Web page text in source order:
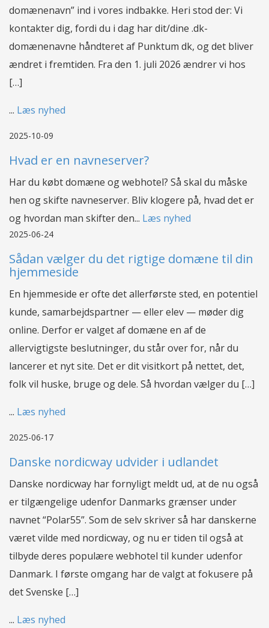
domænenavn” ind i vores indbakke. Heri stod der: Vi
kontakter dig, fordi du i dag har dit/dine .dk-
domænenavne håndteret af Punktum dk, og det bliver
ændret i fremtiden. Fra den 1. juli 2026 ændrer vi hos
[…]
... Læs nyhed
2025-10-09
Hvad er en navneserver?
Har du købt domæne og webhotel? Så skal du måske
hen og skifte navneserver. Bliv klogere på, hvad det er
og hvordan man skifter den... Læs nyhed
2025-06-24
Sådan vælger du det rigtige domæne til din
hjemmeside
En hjemmeside er ofte det allerførste sted, en potentiel
kunde, samarbejdspartner — eller elev — møder dig
online. Derfor er valget af domæne en af de
allervigtigste beslutninger, du står over for, når du
lancerer et nyt site. Det er dit visitkort på nettet, det,
folk vil huske, bruge og dele. Så hvordan vælger du […]
... Læs nyhed
2025-06-17
Danske nordicway udvider i udlandet
Danske nordicway har fornyligt meldt ud, at de nu også
er tilgængelige udenfor Danmarks grænser under
navnet “Polar55”. Som de selv skriver så har danskerne
været vilde med nordicway, og nu er tiden til også at
tilbyde deres populære webhotel til kunder udenfor
Danmark. I første omgang har de valgt at fokusere på
det Svenske […]
... Læs nyhed